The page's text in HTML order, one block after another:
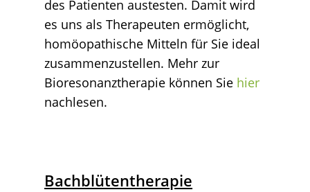
des Patienten austesten. Damit wird
es uns als Therapeuten ermöglicht,
homöopathische Mitteln für Sie ideal
zusammenzustellen. Mehr zur
Bioresonanztherapie können Sie hier
nachlesen.
Bachblütentherapie